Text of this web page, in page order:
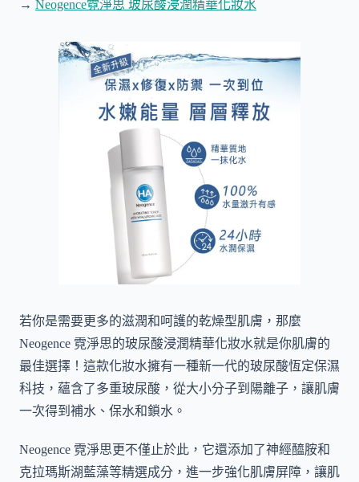
→ Neogence霓淨思 玻尿酸浸潤精華化妝水
若你是需要更多的滋潤和呵護的乾燥型肌膚，那麼
Neogence 霓淨思的玻尿酸浸潤精華化妝水就是你肌膚的
最佳選擇！這款化妝水擁有一種新一代的玻尿酸恆定保濕
科技，蘊含了多重玻尿酸，從大小分子到陽離子，讓肌膚
一次得到補水、保水和鎖水。
Neogence 霓淨思更不僅止於此，它還添加了神經醯胺和
克拉瑪斯湖藍藻等精選成分，進一步強化肌膚屏障，讓肌